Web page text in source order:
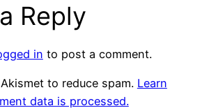
Reply
in to post a comment.
to reduce spam. Learn
data is processed.